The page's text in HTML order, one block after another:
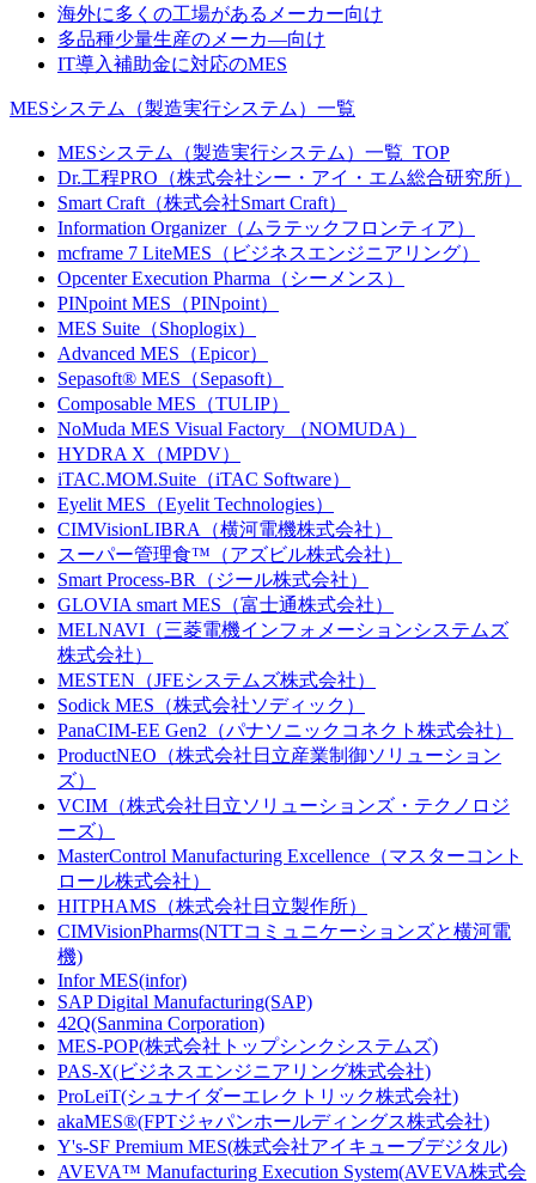
海外に多くの工場があるメーカー向け
多品種少量生産のメーカ―向け
IT導入補助金に対応のMES
MESシステム（製造実行システム）一覧
MESシステム（製造実行システム）一覧_TOP
Dr.工程PRO（株式会社シー・アイ・エム総合研究所）
Smart Craft（株式会社Smart Craft）
Information Organizer（ムラテックフロンティア）
mcframe 7 LiteMES（ビジネスエンジニアリング）
Opcenter Execution Pharma（シーメンス）
PINpoint MES（PINpoint）
MES Suite（Shoplogix）
Advanced MES（Epicor）
Sepasoft® MES（Sepasoft）
Composable MES（TULIP）
NoMuda MES Visual Factory （NOMUDA）
HYDRA X（MPDV）
iTAC.MOM.Suite（iTAC Software）
Eyelit MES（Eyelit Technologies）
CIMVisionLIBRA（横河電機株式会社）
スーパー管理食™（アズビル株式会社）
Smart Process-BR（ジール株式会社）
GLOVIA smart MES（富士通株式会社）
MELNAVI（三菱電機インフォメーションシステムズ
株式会社）
MESTEN（JFEシステムズ株式会社）
Sodick MES（株式会社ソディック）
PanaCIM-EE Gen2（パナソニックコネクト株式会社）
ProductNEO（株式会社日立産業制御ソリューション
ズ）
VCIM（株式会社日立ソリューションズ・テクノロジ
ーズ）
MasterControl Manufacturing Excellence（マスターコント
ロール株式会社）
HITPHAMS（株式会社日立製作所）
CIMVisionPharms(NTTコミュニケーションズと横河電
機)
Infor MES(infor)
SAP Digital Manufacturing(SAP)
42Q(Sanmina Corporation)
MES-POP(株式会社トップシンクシステムズ)
PAS-X(ビジネスエンジニアリング株式会社)
ProLeiT(シュナイダーエレクトリック株式会社)
akaMES®(FPTジャパンホールディングス株式会社)
Y's-SF Premium MES(株式会社アイキューブデジタル)
AVEVA™ Manufacturing Execution System(AVEVA株式会